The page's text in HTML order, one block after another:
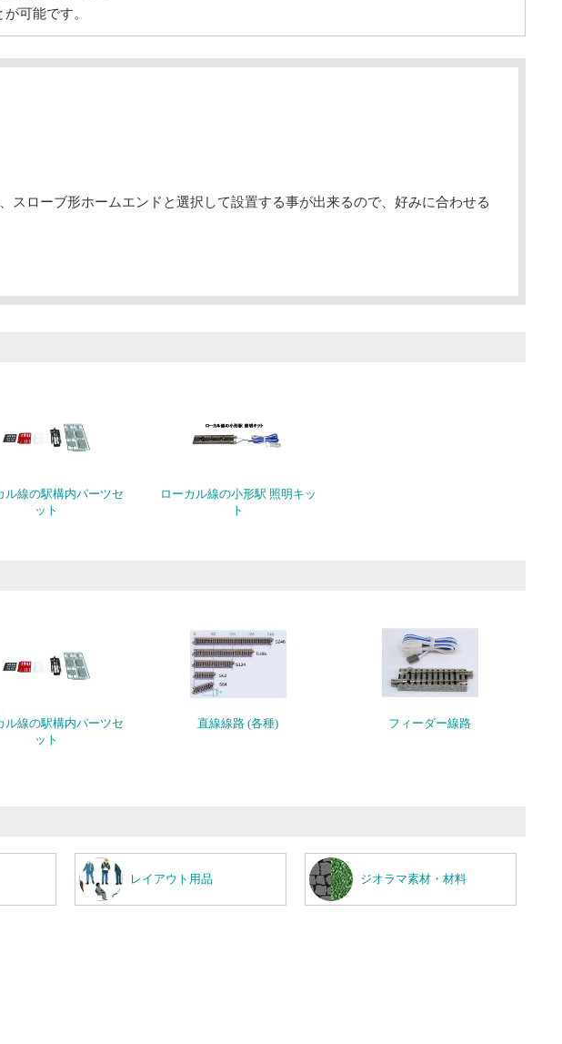
可能です。
スローブ形ホームエンドと選択して設置する事が出来るので、好みに合わせる
ル線の駅構内パーツセ
ット
ローカル線の小形駅 照明キッ
ト
ル線の駅構内パーツセ
ット
直線線路 (各種) フィーダー線路
レイアウト用品 ジオラマ素材・材料